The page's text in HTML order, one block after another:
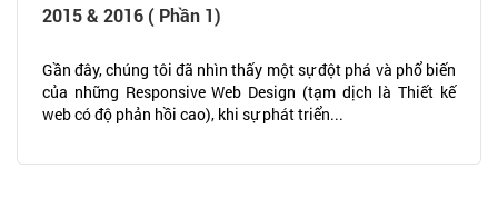
2015 & 2016 ( Phần 1)
Gần đây, chúng tôi đã nhìn thấy một sự đột phá và phổ biến
của những Responsive Web Design (tạm dịch là Thiết kế
web có độ phản hồi cao), khi sự phát triển...